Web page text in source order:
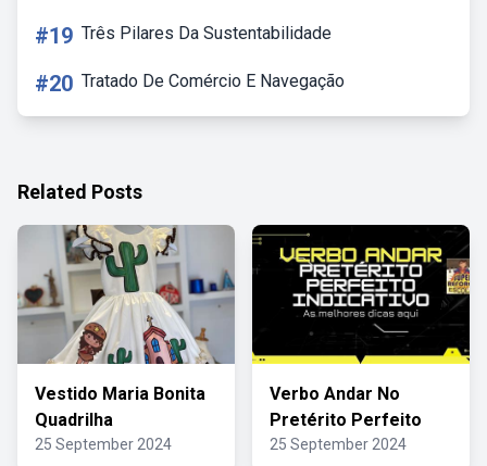
#19 Três Pilares Da Sustentabilidade
#20 Tratado De Comércio E Navegação
Related Posts
Vestido Maria Bonita
Quadrilha
25 September 2024
Verbo Andar No
Pretérito Perfeito
25 September 2024